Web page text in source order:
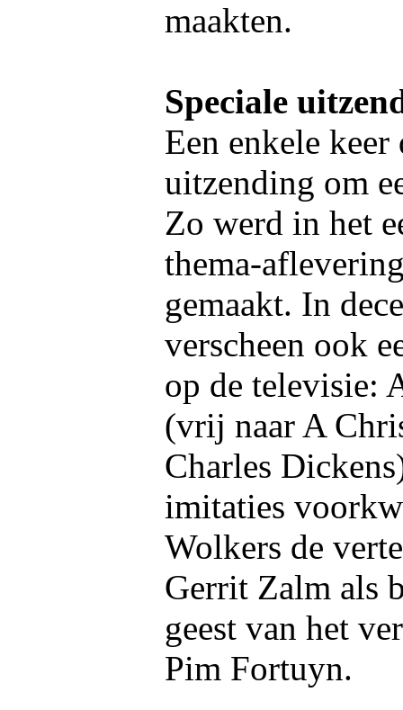
maakten.
Speciale
Een enkele keer
uitzending om
Zo werd in het
thema-
gemaakt. In
verscheen ook
op de televisie:
(vrij naar A
Charles
imitaties
Wolkers de
Gerrit Zalm als
geest van het
Pim Fortuyn.